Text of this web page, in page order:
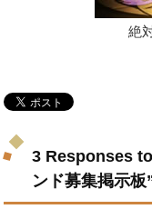
絶
3 Responses
ンド募集掲示板